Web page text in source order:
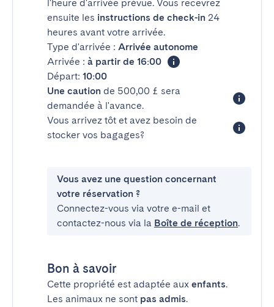
l'heure d'arrivée prévue. Vous recevrez
ensuite les instructions de check-in 24
heures avant votre arrivée.
Type d'arrivée : Arrivée autonome
Arrivée : à partir de 16:00
Départ: 10:00
Une caution de 500,00 £ sera
demandée à l'avance.
Vous arrivez tôt et avez besoin de
stocker vos bagages?
Vous avez une question concernant
votre réservation ?
Connectez-vous via votre e-mail et
contactez-nous via la Boîte de réception.
Bon à savoir
Cette propriété est adaptée aux enfants.
Les animaux ne sont pas admis.